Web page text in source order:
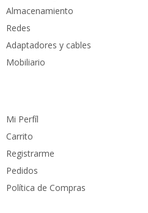
Almacenamiento
Redes
Adaptadores y cables
Mobiliario
Mi Perfíl
Carrito
Registrarme
Pedidos
Política de Compras